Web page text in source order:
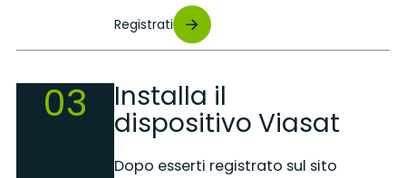
Registrati
03 Installa il
dispositivo Viasat
Dopo esserti registrato sul sito